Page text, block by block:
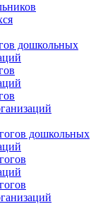
дошкольных
дошкольных